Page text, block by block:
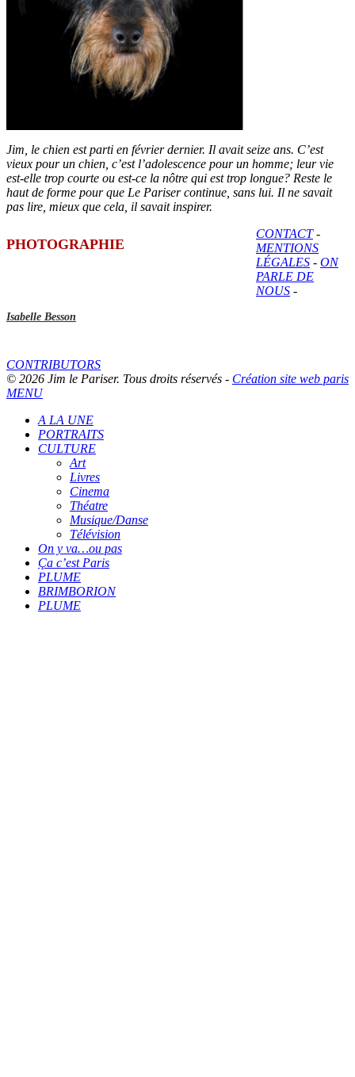
Jim, le chien est parti en février dernier. Il avait seize ans. C’est
vieux pour un chien, c’est l’adolescence pour un homme; leur vie
est-elle trop courte ou est-ce la nôtre qui est trop longue? Reste le
haut de forme pour que Le Pariser continue, sans lui. Il ne savait
pas lire, mieux que cela, il savait inspirer.
PHOTOGRAPHIE
Isabelle Besson
CONTACT-
MENTIONS
LÉGALES - ON
PARLE DE
NOUS -
CONTRIBUTORS
© 2026 Jim le Pariser. Tous droits réservés - Création site web paris
MENU
A LA UNE
PORTRAITS
CULTURE
Art
Livres
Cinema
Théatre
Musique/Danse
Télévision
On y va…ou pas
Ça c’est Paris
PLUME
BRIMBORION
PLUME